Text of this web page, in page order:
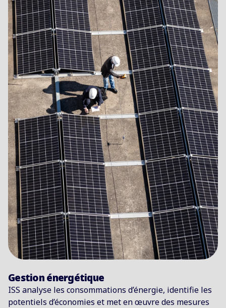
Gestion énergétique
ISS analyse les consommations d’énergie, identifie les
potentiels d’économies et met en œuvre des mesures